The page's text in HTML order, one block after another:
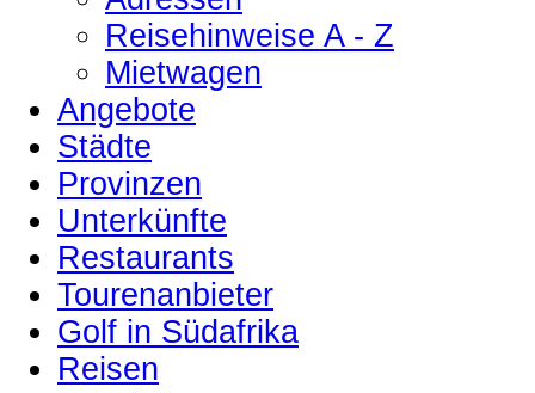
Reisehinweise A - Z
Mietwagen
Angebote
Städte
Provinzen
Unterkünfte
Restaurants
Tourenanbieter
Golf in Südafrika
Reisen